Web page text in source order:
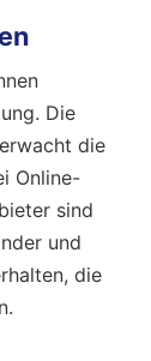
Die
die
Online-
sind
und
die